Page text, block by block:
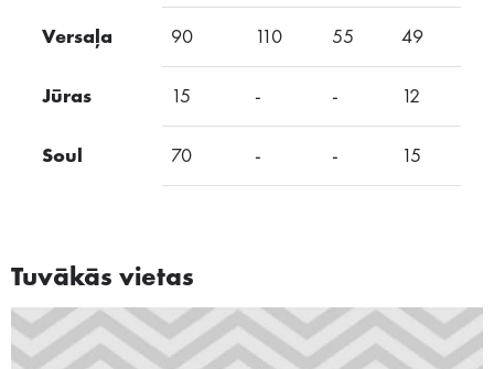
Versaļa 90 110 55 49
Jūras 15 - - 12
Soul 70 - - 15
Tuvākās vietas